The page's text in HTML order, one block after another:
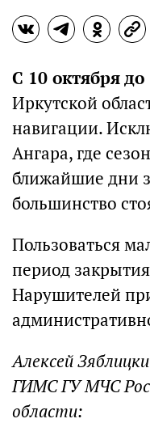
С 10 октября
Иркутской
навигации.
Ангара, где
ближайшие дни
большинство
Пользоваться
период
Нарушителей
Алексей
ГИМС ГУ МЧС
области: